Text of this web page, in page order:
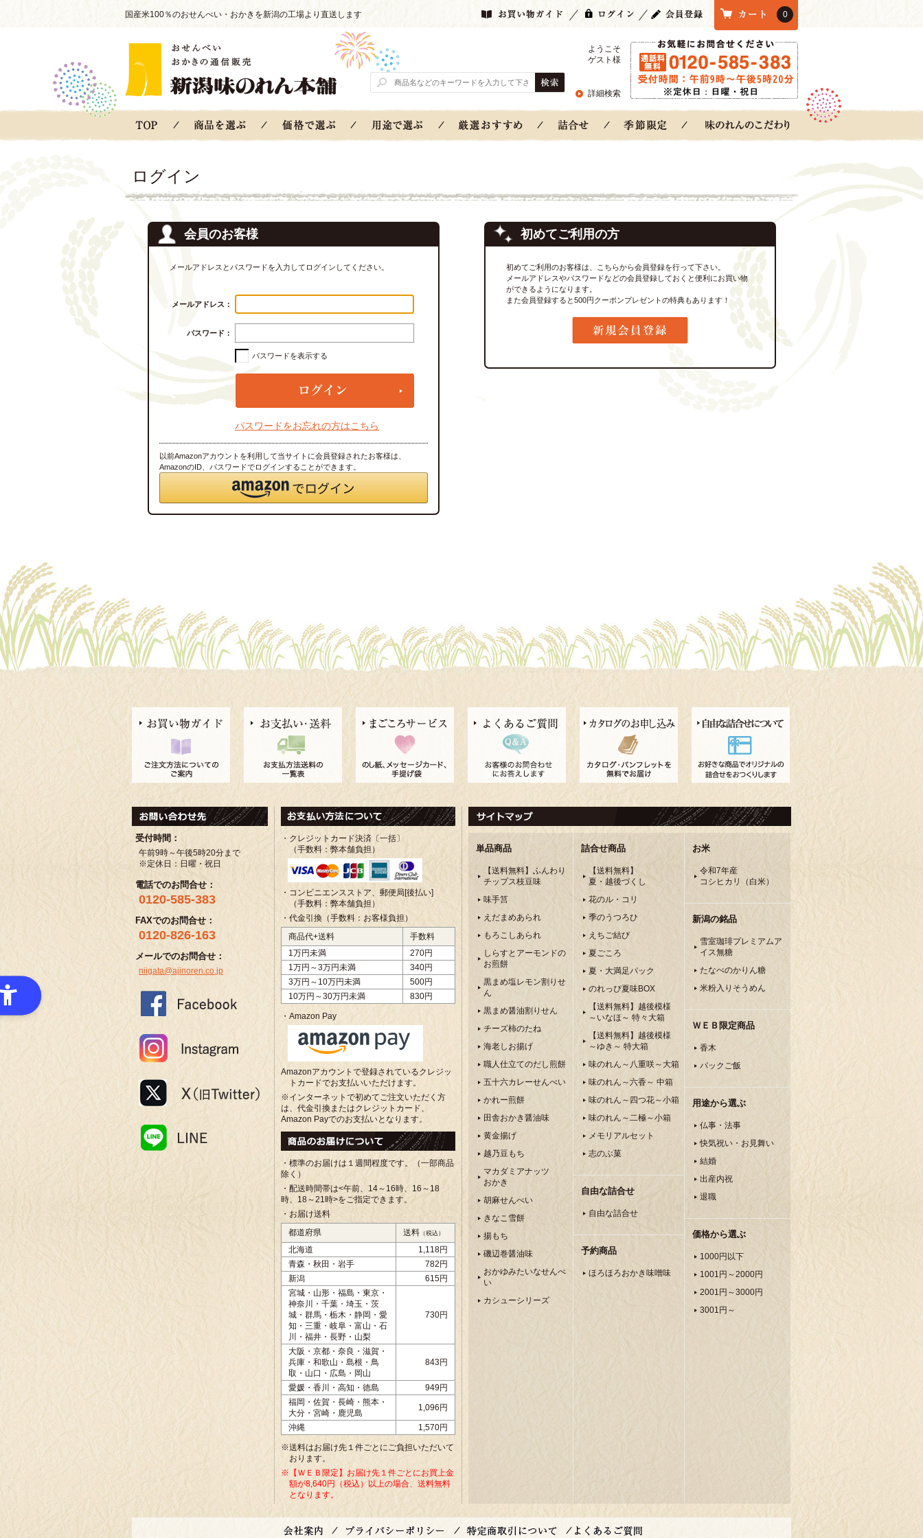
国産米100％のおせんべい・おかきを新潟の工場より直送します 0
ようこそ
ゲスト様
詳細検索
ログイン
会員のお客様
メールアドレスとパスワードを入力してログインしてください。
メールアドレス：
パスワード：
パスワードを表示する
パスワードをお忘れの方はこちら
以前Amazonアカウントを利用して当サイトに会員登録されたお客様は、
AmazonのID、パスワードでログインすることができます。
初めてご利用の方
初めてご利用のお客様は、こちらから会員登録を行って下さい。
メールアドレスやパスワードなどの会員登録しておくと便利にお買い物
ができるようになります。
また会員登録すると500円クーポンプレゼントの特典もあります！
受付時間：
午前9時～午後5時20分まで
※定休日：日曜・祝日
電話でのお問合せ：
0120-585-383
FAXでのお問合せ：
0120-826-163
メールでのお問合せ：
niigata@ajinoren.co.jp
・クレジットカード決済〔一括〕
（手数料：弊本舗負担）
・コンビニエンスストア、郵便局[後払い]
（手数料：弊本舗負担）
・代金引換（手数料：お客様負担）
商品代+送料
手数料
1万円未満
270円
1万円～3万円未満
340円
3万円～10万円未満
500円
10万円～30万円未満
830円
・Amazon Pay
Amazonアカウントで登録されているクレジッ
トカードでお支払いいただけます。
※インターネットで初めてご注文いただく方
は、代金引換またはクレジットカード、
Amazon Payでのお支払いとなります。
・標準のお届けは１週間程度です。（一部商品
除く）
・配送時間帯は<午前、 14～16時、16～18
時、18～21時>をご指定できます。
・お届け送料
都道府県
送料 （税込）
北海道
1,118円
青森・秋田・岩手
782円
新潟
615円
宮城・山形・福島・東京・
神奈川・千葉・埼玉・茨
城・群馬・栃木・静岡・愛
知・三重・岐阜・富山・石
川・福井・長野・山梨
730円
大阪・京都・奈良・滋賀・
兵庫・和歌山・島根・鳥
取・山口・広島・岡山
843円
愛媛・香川・高知・徳島
949円
福岡・佐賀・長崎・熊本・
大分・宮崎・鹿児島
1,096円
沖縄 1,570円
※送料はお届け先１件ごとにご負担いただいて
おります。
※【ＷＥＢ限定】お届け先１件ごとにお買上金
額が8,640円（税込）以上の場合、送料無料
となります。
単品商品
【送料無料】ふんわり
チップス枝豆味
味手筥
えだまめあられ
もろこしあられ
しらすとアーモンドの
お煎餅
黒まめ塩レモン割りせ
ん
黒まめ醤油割りせん
チーズ柿のたね
海老しお揚げ
職人仕立てのだし煎餅
五十六カレーせんべい
かれー煎餅
田舎おかき醤油味
黄金揚げ
越乃豆もち
マカダミアナッツ
おかき
胡麻せんべい
きなこ雪餅
揚もち
磯辺巻醤油味
おかゆみたいなせんべ
い
カシューシリーズ
詰合せ商品
【送料無料】
夏・越後づくし
花のル・コリ
季のうつろひ
えちご結び
夏ごころ
夏・大満足パック
のれっぴ夏味BOX
【送料無料】越後模様
～いなほ～ 特々大箱
【送料無料】越後模様
～ゆき～ 特大箱
味のれん～八重咲～大箱
味のれん～六香～ 中箱
味のれん～四つ花～小箱
味のれん～二極～小箱
メモリアルセット
志のぶ菓
自由な詰合せ
自由な詰合せ
予約商品
ほろほろおかき味噌味
お米
令和7年産
コシヒカリ（白米）
新潟の銘品
雪室珈琲プレミアムア
イス無糖
たなべのかりん糖
米粉入りそうめん
ＷＥＢ限定商品
香木
パックご飯
用途から選ぶ
仏事・法事
快気祝い・お見舞い
結婚
出産内祝
退職
価格から選ぶ
1000円以下
1001円～2000円
2001円～3000円
3001円～